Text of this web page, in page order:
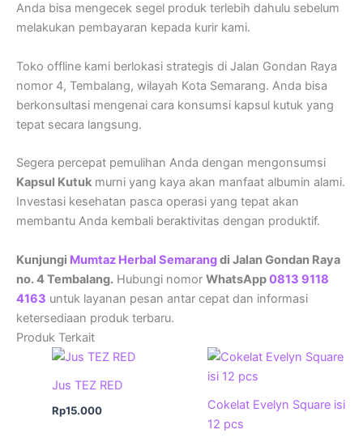
Anda bisa mengecek segel produk terlebih dahulu sebelum
melakukan pembayaran kepada kurir kami.
Toko offline kami berlokasi strategis di Jalan Gondan Raya
nomor 4, Tembalang, wilayah Kota Semarang. Anda bisa
berkonsultasi mengenai cara konsumsi kapsul kutuk yang
tepat secara langsung.
Segera percepat pemulihan Anda dengan mengonsumsi
Kapsul Kutuk murni yang kaya akan manfaat albumin alami.
Investasi kesehatan pasca operasi yang tepat akan
membantu Anda kembali beraktivitas dengan produktif.
Kunjungi Mumtaz Herbal Semarangdi Jalan Gondan Raya
no. 4 Tembalang. Hubungi nomor WhatsApp0813 9118
4163 untuk layanan pesan antar cepat dan informasi
ketersediaan produk terbaru.
Produk Terkait
Jus TEZ RED
Rp15.000
Cokelat Evelyn Square isi
12 pcs